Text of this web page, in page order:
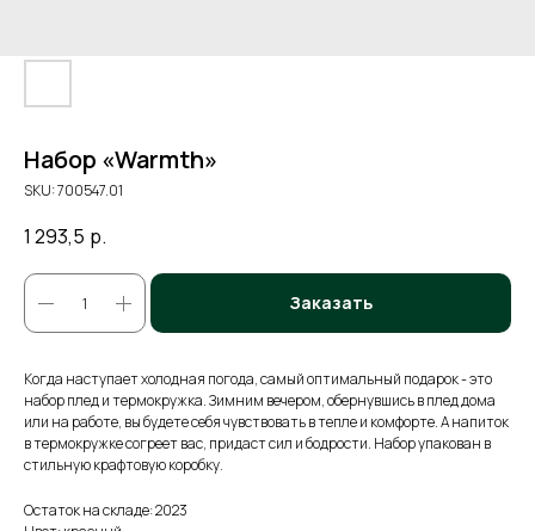
Набор «Warmth»
SKU:700547.01
1 293,5 р.
Заказать
Когда наступает холодная погода, самый оптимальный подарок - это
набор плед и термокружка. Зимним вечером, обернувшись в плед дома
или на работе, вы будете себя чувствовать в тепле и комфорте. А напиток
в термокружке согреет вас, придаст сил и бодрости. Набор упакован в
стильную крафтовую коробку.
Остаток на складе: 2023